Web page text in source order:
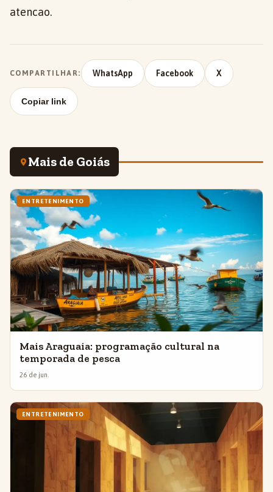
atencao.
COMPARTILHAR: WhatsApp Facebook X
Copiar link
Mais de Goiás
ENTRETENIMENTO
Mais Araguaia: programação cultural na
temporada de pesca
26 de jun.
ENTRETENIMENTO